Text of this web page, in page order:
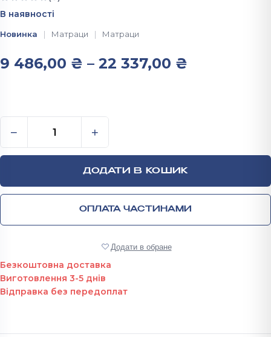
Ще немає відгуків
В наявності
Новинка Матраци Матраци
9 486,00 ₴ – 22 337,00 ₴
− +
ДОДАТИ В КОШИК
ОПЛАТА ЧАСТИНАМИ
Додати в обране
Безкоштовна доставка
Виготовлення 3-5 днів
Відправка без передоплат